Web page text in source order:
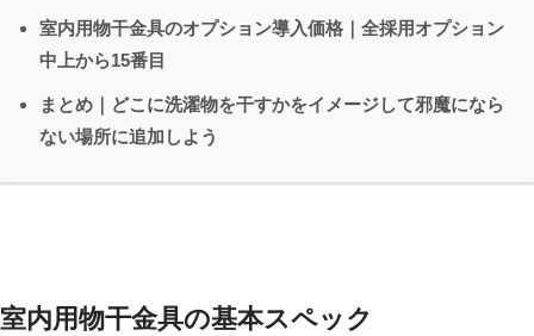
室内用物干金具のオプション導入価格｜全採用オプション
中上から15番目
まとめ｜どこに洗濯物を干すかをイメージして邪魔になら
ない場所に追加しよう
室内用物干金具の基本スペック